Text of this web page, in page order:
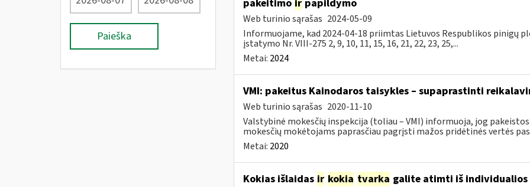
Paieška
pakeitimo irpapildymo
Web turinio sąrašas 2024-05-09
Informuojame, kad 2024-04-18 priimtas Lietuvos Respublikos pinigų
įstatymo Nr. VIII-275 2, 9, 10, 11, 15, 16, 21, 22, 23, 25,...
Metai: 2024
VMI: pakeitus Kainodaros taisykles – supaprastinti
Web turinio sąrašas 2020-11-10
Valstybinė mokesčių inspekcija (toliau – VMI) informuoja, jog
mokesčių mokėtojams paprasčiau pagrįsti mažos pridėtinės vertės
Metai: 2020
Kokias išlaidas ir kokia tvarka galite atimti iš individualios